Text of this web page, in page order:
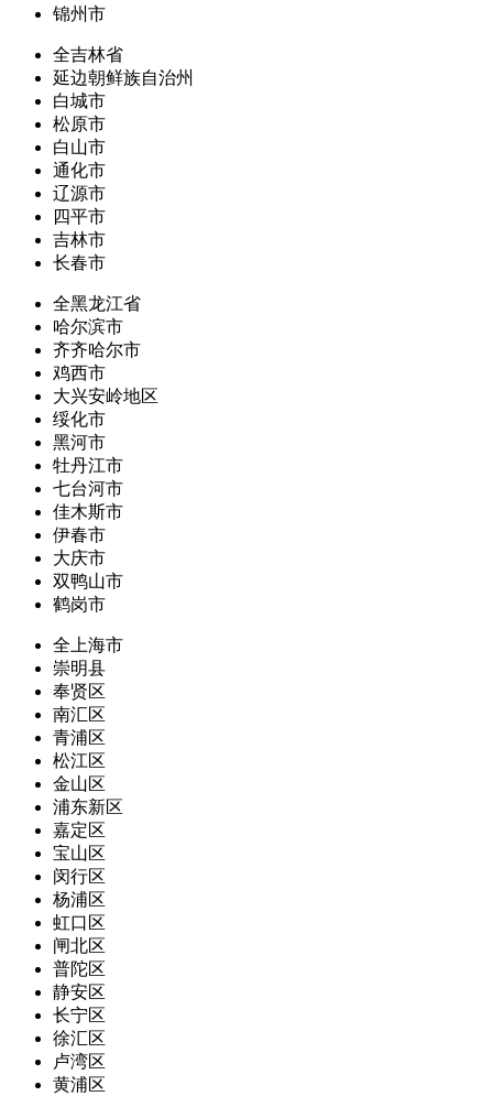
锦州市
全吉林省
延边朝鲜族自治州
白城市
松原市
白山市
通化市
辽源市
四平市
吉林市
长春市
全黑龙江省
哈尔滨市
齐齐哈尔市
鸡西市
大兴安岭地区
绥化市
黑河市
牡丹江市
七台河市
佳木斯市
伊春市
大庆市
双鸭山市
鹤岗市
全上海市
崇明县
奉贤区
南汇区
青浦区
松江区
金山区
浦东新区
嘉定区
宝山区
闵行区
杨浦区
虹口区
闸北区
普陀区
静安区
长宁区
徐汇区
卢湾区
黄浦区